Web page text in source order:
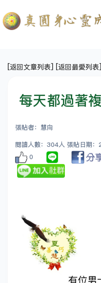
[返回文章列表] [返回最愛列表
每天都過著
張貼者：慧向
閱讀人數：304人 張貼日期
0